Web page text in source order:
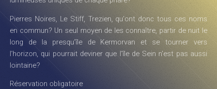
Pierres Noires, Le Stiff, Trezien, qu'ont donc tous ces noms
en commun? Un seul moyen de les connaître, partir de nuit le
long de la presqu'île de Kermorvan et se tourner vers
l'horizon, qui pourrait deviner que l'île de Sein n'est pas aussi
lointaine?
Réservation obligatoire